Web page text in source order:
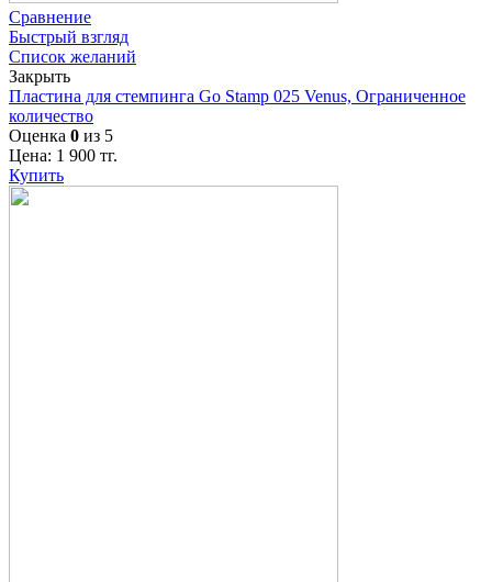
Сравнение
Быстрый взгляд
Список желаний
Закрыть
Пластина для стемпинга Go Stamp 025 Venus, Ограниченное
количество
Оценка 0 из 5
Цена: 1 900 тг.
Купить